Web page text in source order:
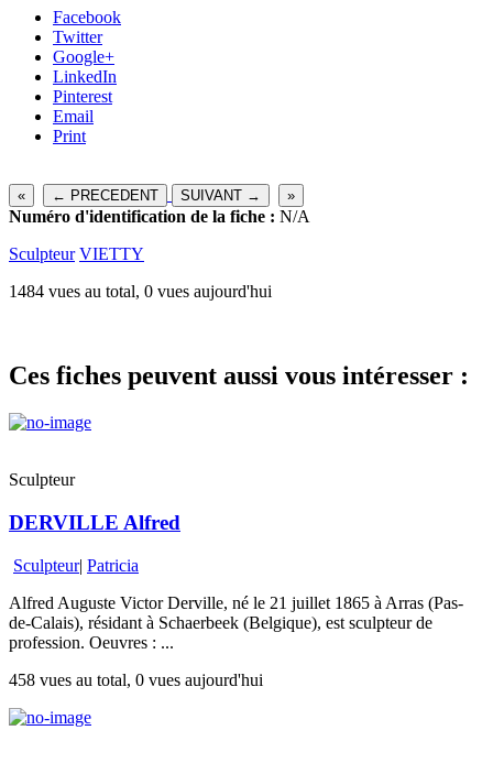
Facebook
Twitter
Google+
LinkedIn
Pinterest
Email
Print
« ← PRECEDENT SUIVANT → »
Numéro d'identification de la fiche : N/A
Sculpteur VIETTY
1484 vues au total, 0 vues aujourd'hui
Ces fiches peuvent aussi vous intéresser :
Sculpteur
DERVILLE Alfred
Sculpteur| Patricia
Alfred Auguste Victor Derville, né le 21 juillet 1865 à Arras (Pas-
de-Calais), résidant à Schaerbeek (Belgique), est sculpteur de
profession. Oeuvres : ...
458 vues au total, 0 vues aujourd'hui